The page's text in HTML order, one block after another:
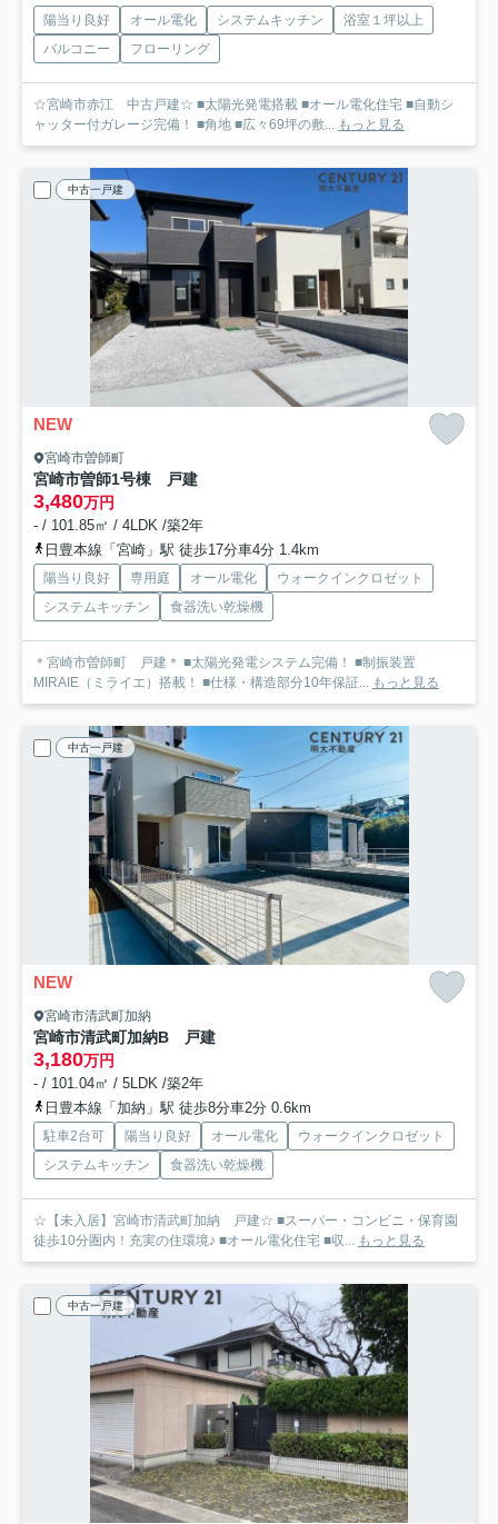
陽当り良好 オール電化 システムキッチン
浴室１坪以上
バルコニー
フローリング
☆宮崎市赤江 中古戸建☆ ■太陽光発電搭載 ■オール電化住宅 ■自動シ
ャッター付ガレージ完備！ ■角地 ■広々69坪の敷...
もっと見る
中古一戸建
NEW
宮崎市曽師町
宮崎市曽師1号棟 戸建
3,480万円
- / 101.85㎡ / 4LDK /築2年
日豊本線「宮崎」駅 徒歩17分車4分 1.4km
陽当り良好 専用庭 オール電化
ウォークインクロゼット
システムキッチン
食器洗い乾燥機
＊宮崎市曽師町 戸建＊ ■太陽光発電システム完備！ ■制振装置
MIRAIE（ミライエ）搭載！ ■仕様・構造部分10年保証...
もっと見る
中古一戸建
NEW
宮崎市清武町加納
宮崎市清武町加納B 戸建
3,180万円
- / 101.04㎡ / 5LDK /築2年
日豊本線「加納」駅 徒歩8分車2分 0.6km
駐車2台可 陽当り良好 オール電化
ウォークインクロゼット
システムキッチン
食器洗い乾燥機
☆【未入居】宮崎市清武町加納 戸建☆ ■スーパー・コンビニ・保育園
徒歩10分圏内！充実の住環境♪ ■オール電化住宅 ■収...
もっと見る
中古一戸建